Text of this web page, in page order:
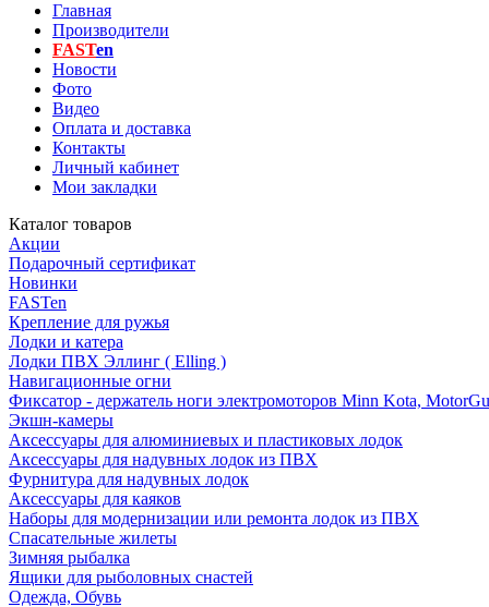
Главная
Производители
FASTen
Новости
Фото
Видео
Оплата и доставка
Контакты
Личный кабинет
Мои закладки
Каталог товаров
Акции
Подарочный сертификат
Новинки
FASTen
Крепление для ружья
Лодки и катера
Лодки ПВХ Эллинг ( Elling )
Навигационные огни
Фиксатор - держатель ноги электромоторов Minn Kota,
Экшн-камеры
Аксессуары для алюминиевых и пластиковых лодок
Аксессуары для надувных лодок из ПВХ
Фурнитура для надувных лодок
Аксессуары для каяков
Наборы для модернизации или ремонта лодок из ПВХ
Спасательные жилеты
Зимняя рыбалка
Ящики для рыболовных снастей
Одежда, Обувь